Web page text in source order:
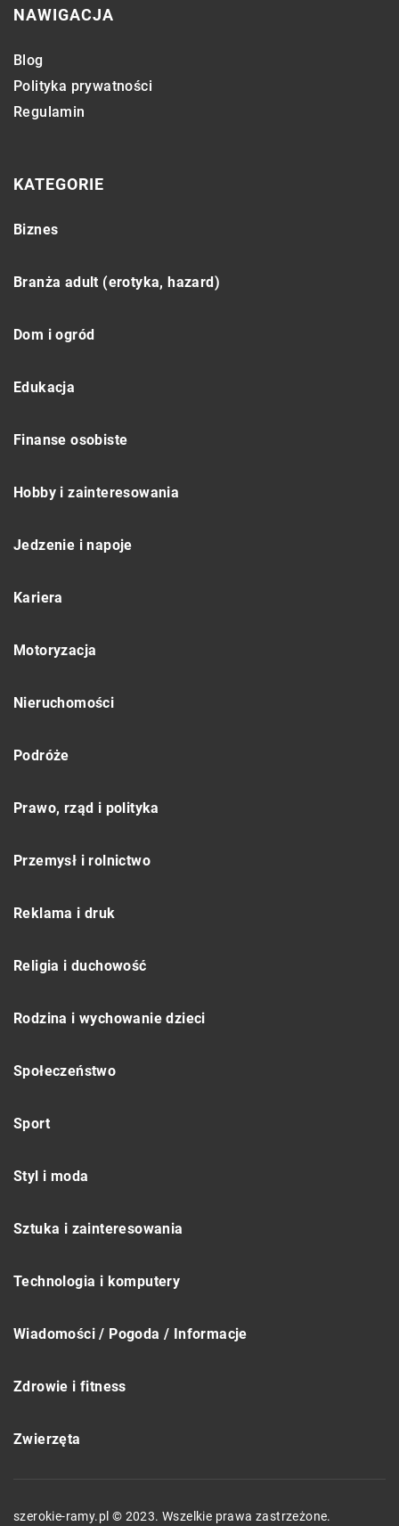
NAWIGACJA
Blog
Polityka prywatności
Regulamin
KATEGORIE
Biznes
Branża adult (erotyka, hazard)
Dom i ogród
Edukacja
Finanse osobiste
Hobby i zainteresowania
Jedzenie i napoje
Kariera
Motoryzacja
Nieruchomości
Podróże
Prawo, rząd i polityka
Przemysł i rolnictwo
Reklama i druk
Religia i duchowość
Rodzina i wychowanie dzieci
Społeczeństwo
Sport
Styl i moda
Sztuka i zainteresowania
Technologia i komputery
Wiadomości / Pogoda / Informacje
Zdrowie i fitness
Zwierzęta
szerokie-ramy.pl © 2023. Wszelkie prawa zastrzeżone.